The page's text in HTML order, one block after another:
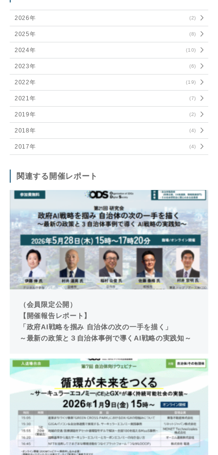
2026年 (2)
2025年 (8)
2024年 (10)
2023年 (6)
2022年 (19)
2021年 (7)
2019年 (2)
2018年 (4)
2017年 (4)
関連する開催レポート
（会員限定公開）
【開催報告レポート】
「政府AI戦略を掴み 自治体の次の一手を描く」
～最新の政策と３自治体事例で導くAI戦略の実践知～